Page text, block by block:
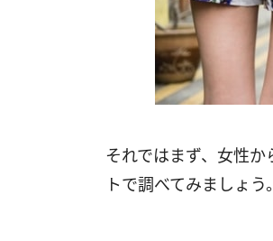
それではまず、女性
トで調べてみましょう。